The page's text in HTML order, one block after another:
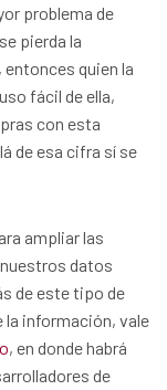
problema de
pierda la
quien la
fácil de ella,
con esta
de esa cifra sí se
ampliar las
datos
de este tipo de
la información, vale
, en donde habrá
de